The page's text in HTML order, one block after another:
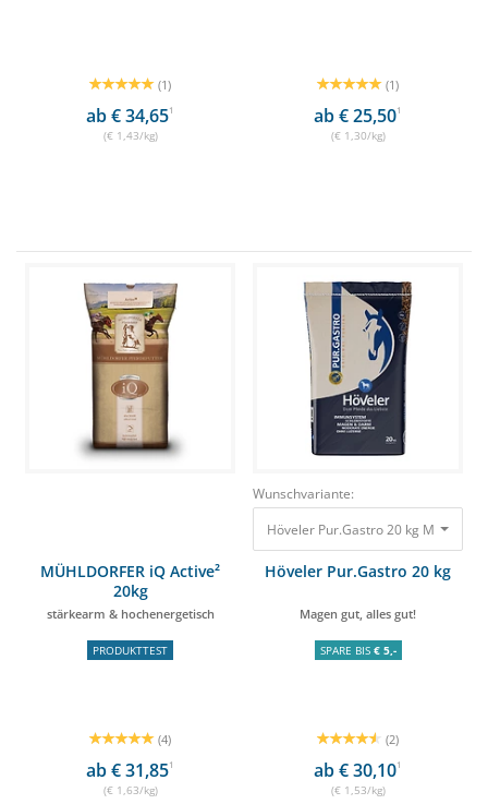
(1)
ab € 34,651
(€ 1,43/kg)
(1)
ab € 25,501
(€ 1,30/kg)
MÜHLDORFER iQ Active²
20kg
stärkearm & hochenergetisch
PRODUKTTEST
(4)
ab € 31,851
(€ 1,63/kg)
Wunschvariante:
Höveler Pur.Gastro 20 kg Magen
Höveler Pur.Gastro 20 kg
Magen gut, alles gut!
SPARE BIS € 5,-
(2)
ab € 30,101
(€ 1,53/kg)